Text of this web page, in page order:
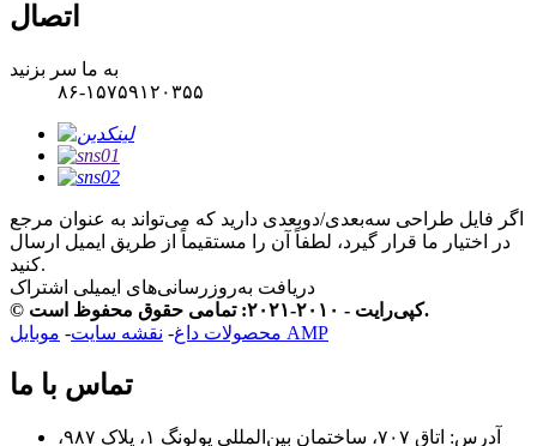
اتصال
به ما سر بزنید
۸۶-۱۵۷۵۹۱۲۰۳۵۵
اگر فایل طراحی سه‌بعدی/دوبعدی دارید که می‌تواند به عنوان مرجع
در اختیار ما قرار گیرد، لطفاً آن را مستقیماً از طریق ایمیل ارسال
کنید.
دریافت به‌روزرسانی‌های ایمیلی اشتراک
© کپی‌رایت - ۲۰۱۰-۲۰۲۱: تمامی حقوق محفوظ است.
محصولات داغ- نقشه سایت- موبایل AMP
تماس با ما
آدرس: اتاق ۷۰۷، ساختمان بین‌المللی یولونگ ۱، پلاک ۹۸۷،